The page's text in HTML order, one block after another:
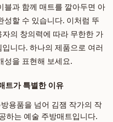
블과 함께 매트를 깔아두면 아
성할 수 있습니다. 이처럼 뚜
자의 창의력에 따라 무한한 가
니다. 하나의 제품으로 여러
성을 표현해 보세요.
트가 특별한 이유
용품을 넘어 김잼 작가의 작
하는 예술 주방매트입니다.